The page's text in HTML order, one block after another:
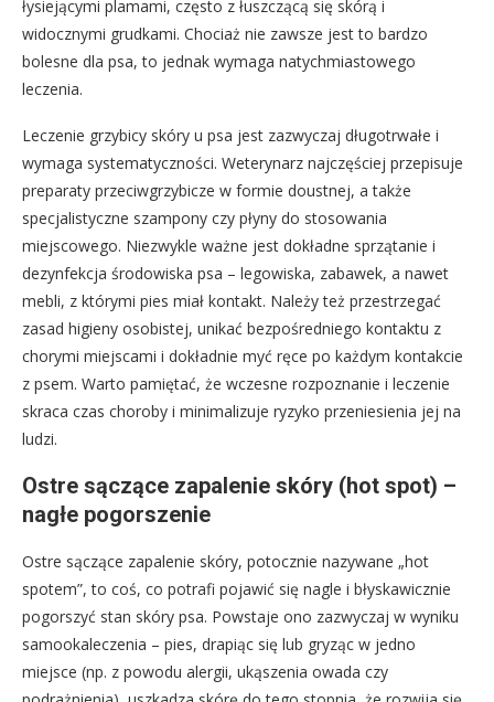
łysiejącymi plamami, często z łuszczącą się skórą i
widocznymi grudkami. Chociaż nie zawsze jest to bardzo
bolesne dla psa, to jednak wymaga natychmiastowego
leczenia.
Leczenie grzybicy skóry u psa jest zazwyczaj długotrwałe i
wymaga systematyczności. Weterynarz najczęściej przepisuje
preparaty przeciwgrzybicze w formie doustnej, a także
specjalistyczne szampony czy płyny do stosowania
miejscowego. Niezwykle ważne jest dokładne sprzątanie i
dezynfekcja środowiska psa – legowiska, zabawek, a nawet
mebli, z którymi pies miał kontakt. Należy też przestrzegać
zasad higieny osobistej, unikać bezpośredniego kontaktu z
chorymi miejscami i dokładnie myć ręce po każdym kontakcie
z psem. Warto pamiętać, że wczesne rozpoznanie i leczenie
skraca czas choroby i minimalizuje ryzyko przeniesienia jej na
ludzi.
Ostre sączące zapalenie skóry (hot spot) –
nagłe pogorszenie
Ostre sączące zapalenie skóry, potocznie nazywane „hot
spotem”, to coś, co potrafi pojawić się nagle i błyskawicznie
pogorszyć stan skóry psa. Powstaje ono zazwyczaj w wyniku
samookaleczenia – pies, drapiąc się lub gryząc w jedno
miejsce (np. z powodu alergii, ukąszenia owada czy